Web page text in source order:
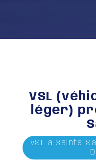
VSL
léger)
VSL à Sainte-